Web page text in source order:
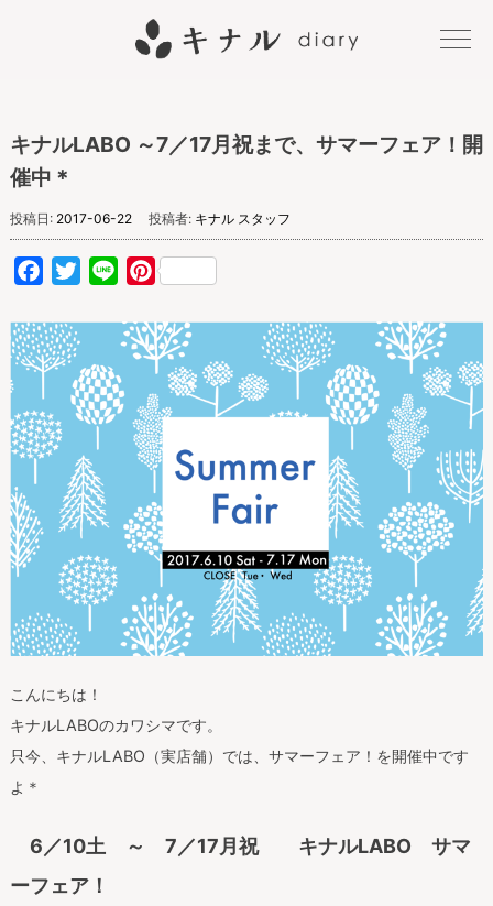
diary
キナルLABO ～7／17月祝まで、サマーフェア！開
催中＊
投稿日: 2017-06-22 投稿者: キナル スタッフ
FacebookTwitterLine Pinterest
こんにちは！
キナルLABOのカワシマです。
只今、キナルLABO（実店舗）では、サマーフェア！を開催中です
よ＊
6／10土 ～ 7／17月祝 キナルLABO サマ
ーフェア！